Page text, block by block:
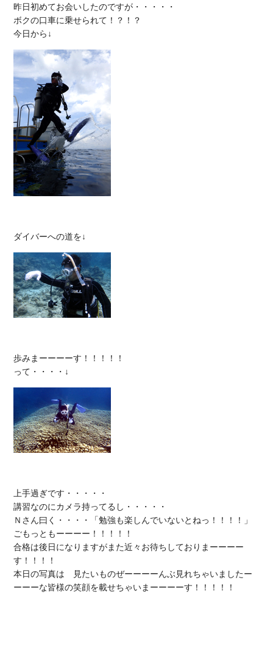
昨日初めてお会いしたのですが・・・・・
ボクの口車に乗せられて！？！？
歩みまーーーーす！！！！！
上手過ぎです・・・・・
講習なのにカメラ持ってるし・・・・・
Ｎさん曰く・・・・「勉強も楽しんでいないとねっ！！！！」
ごもっともーーーー！！！！！
合格は後日になりますがまた近々お待ちしておりまーーーー
す！！！！
本日の写真は　見たいものぜーーーーんぶ見れちゃいましたー
ーーーな皆様の笑顔を載せちゃいまーーーーす！！！！！